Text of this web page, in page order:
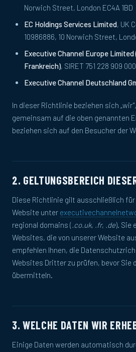
Norwich Street, London EC4A 1BD
EC Holdings Services Limited, UK
10986886, 10 Norwich Street,
Executive Channel Europe
Frankreich), SIRET 751 228 909
Executive Channel Deutschland
In dieser Richtlinie beziehen sich „wir",
gemeinsam auf die oben genannten
beziehen sich auf den Besucher der
2. GELTUNGSBEREICH
Diese Richtlinie gilt ausschließlich für
Website unter
regional domains ( .co.uk, .fr, .de). Sie
Websites, die von unserer Website
empfehlen Ihnen, die
Websites Dritter zu prüfen, bevor Sie
übermitteln.
3. WELCHE DATEN WIR
Einige Daten werden automatisch